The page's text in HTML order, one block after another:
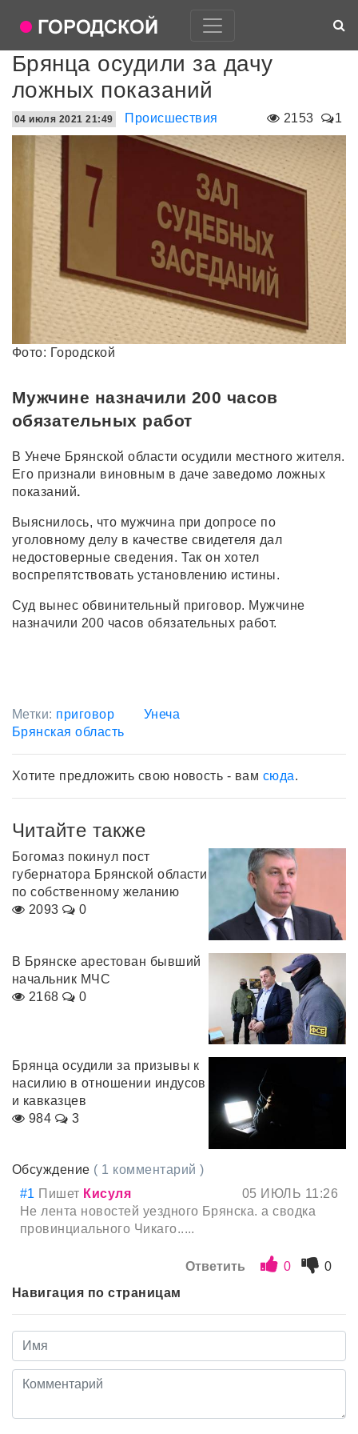
Брянца осудили за дачу
ложных показаний
2153 1
04 июля 2021 21:49 Происшествия
Фото: Городской
Мужчине назначили 200 часов
обязательных работ
В Унече Брянской области осудили местного жителя.
Его признали виновным в даче заведомо ложных
показаний.
Выяснилось, что мужчина при допросе по
уголовному делу в качестве свидетеля дал
недостоверные сведения. Так он хотел
воспрепятствовать установлению истины.
Суд вынес обвинительный приговор. Мужчине
назначили 200 часов обязательных работ.
Метки: приговор
Унеча
Брянская область
Хотите предложить свою новость - вам сюда.
Читайте также
Богомаз покинул пост
губернатора Брянской области
по собственному желанию
2093
0
В Брянске арестован бывший
начальник МЧС
2168
0
Брянца осудили за призывы к
насилию в отношении индусов
и кавказцев
984
3
Обсуждение ( 1 комментарий )
#1 Пишет Кисуля
05 ИЮЛЬ 11:26
Не лента новостей уездного Брянска. а сводка
провинциального Чикаго.....
Ответить 0
0
Навигация по страницам